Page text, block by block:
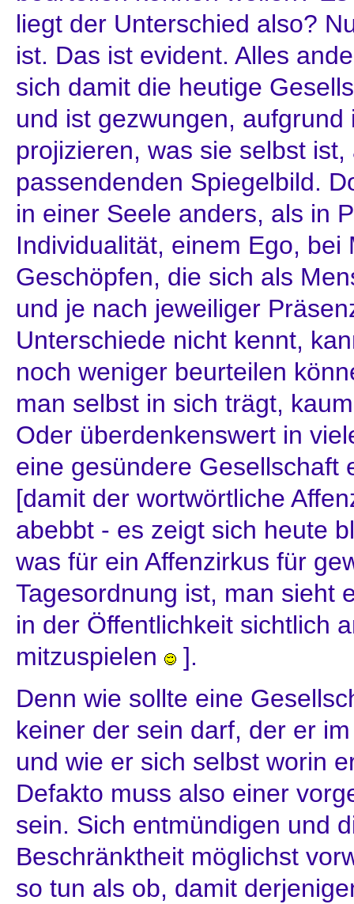
liegt der Unterschied also?
ist. Das ist evident. Alles
sich damit die heutige
und ist gezwungen,
projizieren, was sie selbst
passendenden Spiegelbild.
in einer Seele anders, als in
Individualität, einem Ego, bei
Geschöpfen, die sich als
und je nach jeweiliger
Unterschiede nicht kennt,
noch weniger beurteilen
man selbst in sich trägt,
Oder überdenkenswert in
eine gesündere Gesellschaft
[damit der wortwörtliche
abebbt - es zeigt sich heute
was für ein Affenzirkus für
Tagesordnung ist, man sieht
in der Öffentlichkeit sichtlich
mitzuspielen
].
Denn wie sollte eine
keiner der sein darf, der er
und wie er sich selbst worin
Defakto muss also einer
sein. Sich entmündigen und
Beschränktheit möglichst
so tun als ob, damit